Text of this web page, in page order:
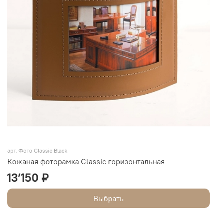
арт. Фото Classic Black
Кожаная фоторамка Classic горизонтальная
13’150 ₽
Выбрать